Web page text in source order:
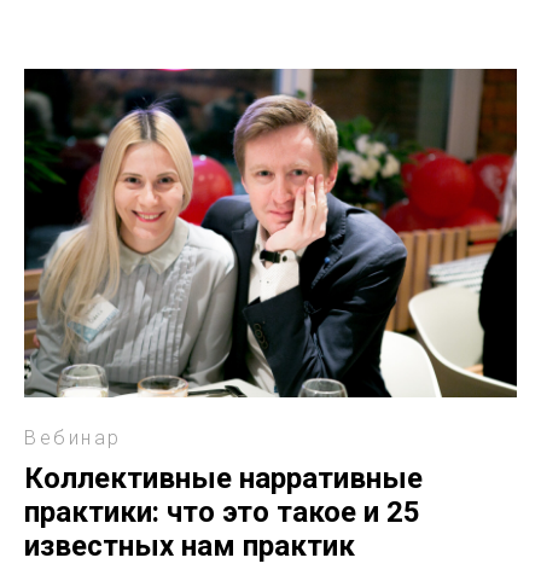
Вебинар
Коллективные нарративные
практики: что это такое и 25
известных нам практик